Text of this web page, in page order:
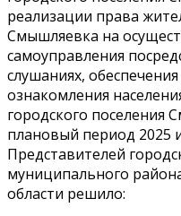
реализации права
Смышляевка на
самоуправления
слушаниях,
ознакомления
городского поселения
плановый период 2025
Представителей
муниципального
области решило: